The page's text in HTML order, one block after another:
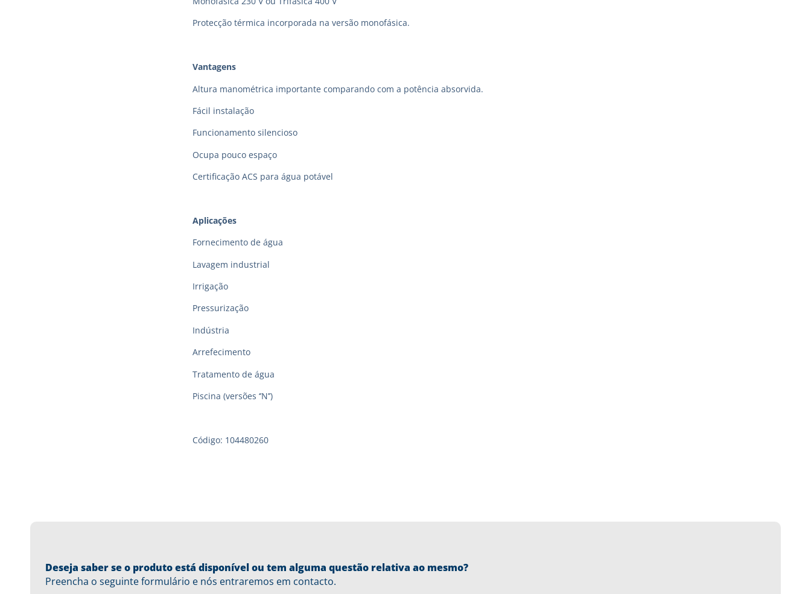
Protecção térmica incorporada na versão monofásica.
Vantagens
Altura manométrica importante comparando com a potência absorvida.
Fácil instalação
Funcionamento silencioso
Ocupa pouco espaço
Certificação ACS para água potável
Aplicações
Fornecimento de água
Lavagem industrial
Irrigação
Pressurização
Indústria
Arrefecimento
Tratamento de água
Piscina (versões ‘’N’’)
Código: 104480260
Deseja saber se o produto está disponível ou tem alguma questão relativa ao mesmo?
Preencha o seguinte formulário e nós entraremos em contacto.